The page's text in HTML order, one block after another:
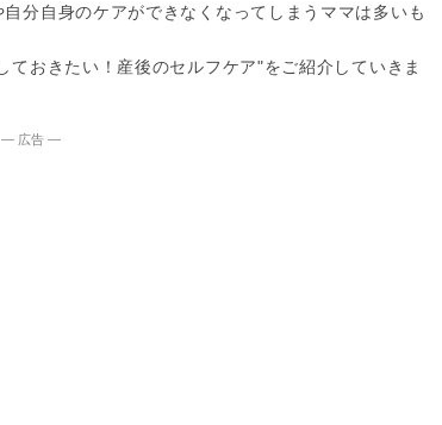
分自身のケアができなくなってしまうママは多いも
おきたい！産後のセルフケア"をご紹介していきま
― 広告 ―